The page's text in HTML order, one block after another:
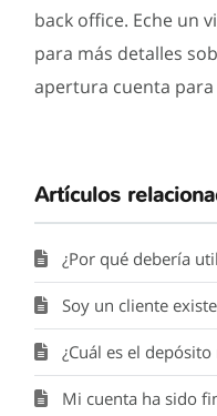
back office. Eche un
para más detalles
apertura cuenta
Artículos
¿Por qué debería
Soy un cliente existente
¿Cuál es el depósito mínimo
Mi cuenta ha sido